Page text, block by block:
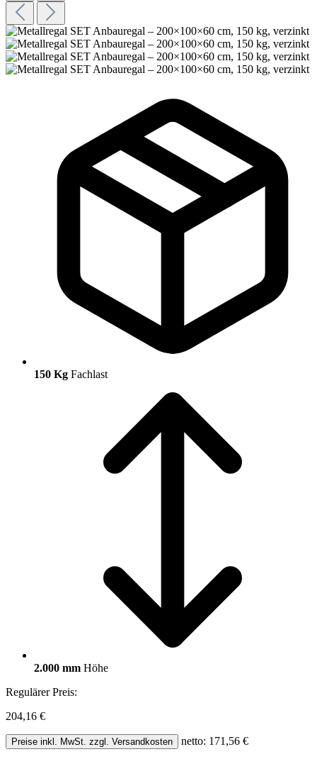
150 Kg Fachlast
2.000 mm Höhe
Regulärer Preis:
204,16 €
Preise inkl. MwSt. zzgl. Versandkosten netto: 171,56 €